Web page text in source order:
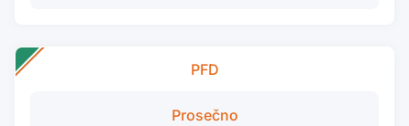
PFD
Prosečno